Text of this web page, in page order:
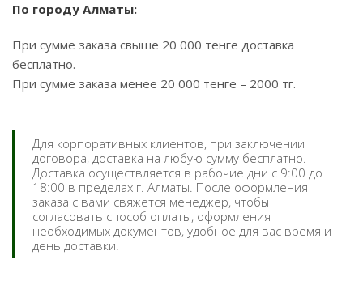
По городу Алматы:
При сумме заказа свыше 20 000 тенге доставка
бесплатно.
При сумме заказа менее 20 000 тенге – 2000 тг.
Для корпоративных клиентов, при заключении
договора, доставка на любую сумму бесплатно.
Доставка осуществляется в рабочие дни с 9:00 до
18:00 в пределах г. Алматы. После оформления
заказа с вами свяжется менеджер, чтобы
согласовать способ оплаты, оформления
необходимых документов, удобное для вас время и
день доставки.